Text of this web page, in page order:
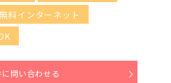
無料インターネット
に問い合わせる